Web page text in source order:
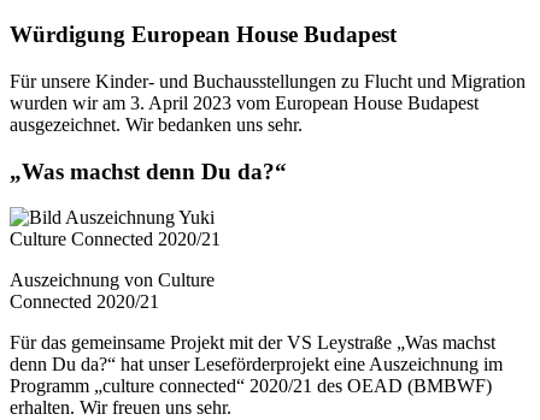
Würdigung European House Budapest
Für unsere Kinder- und Buchausstellungen zu Flucht und Migration
wurden wir am 3. April 2023 vom European House Budapest
ausgezeichnet. Wir bedanken uns sehr.
„Was machst denn Du da?“
Auszeichnung von Culture
Connected 2020/21
Für das gemeinsame Projekt mit der VS Leystraße „Was machst
denn Du da?“ hat unser Leseförderprojekt eine Auszeichnung im
Programm „culture connected“ 2020/21 des OEAD (BMBWF)
erhalten. Wir freuen uns sehr.